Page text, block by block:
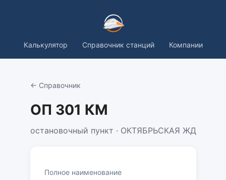
Калькулятор Справочник станций Компании
← Справочник
ОП 301 КМ
остановочный пункт · ОКТЯБРЬСКАЯ ЖД
Полное наименование